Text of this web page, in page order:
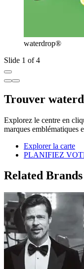
waterdrop®
Slide 1 of 4
Trouver
Explorez le centre en
marques emblématiques
Explorer la carte
PLANIFIEZ
Related Brands